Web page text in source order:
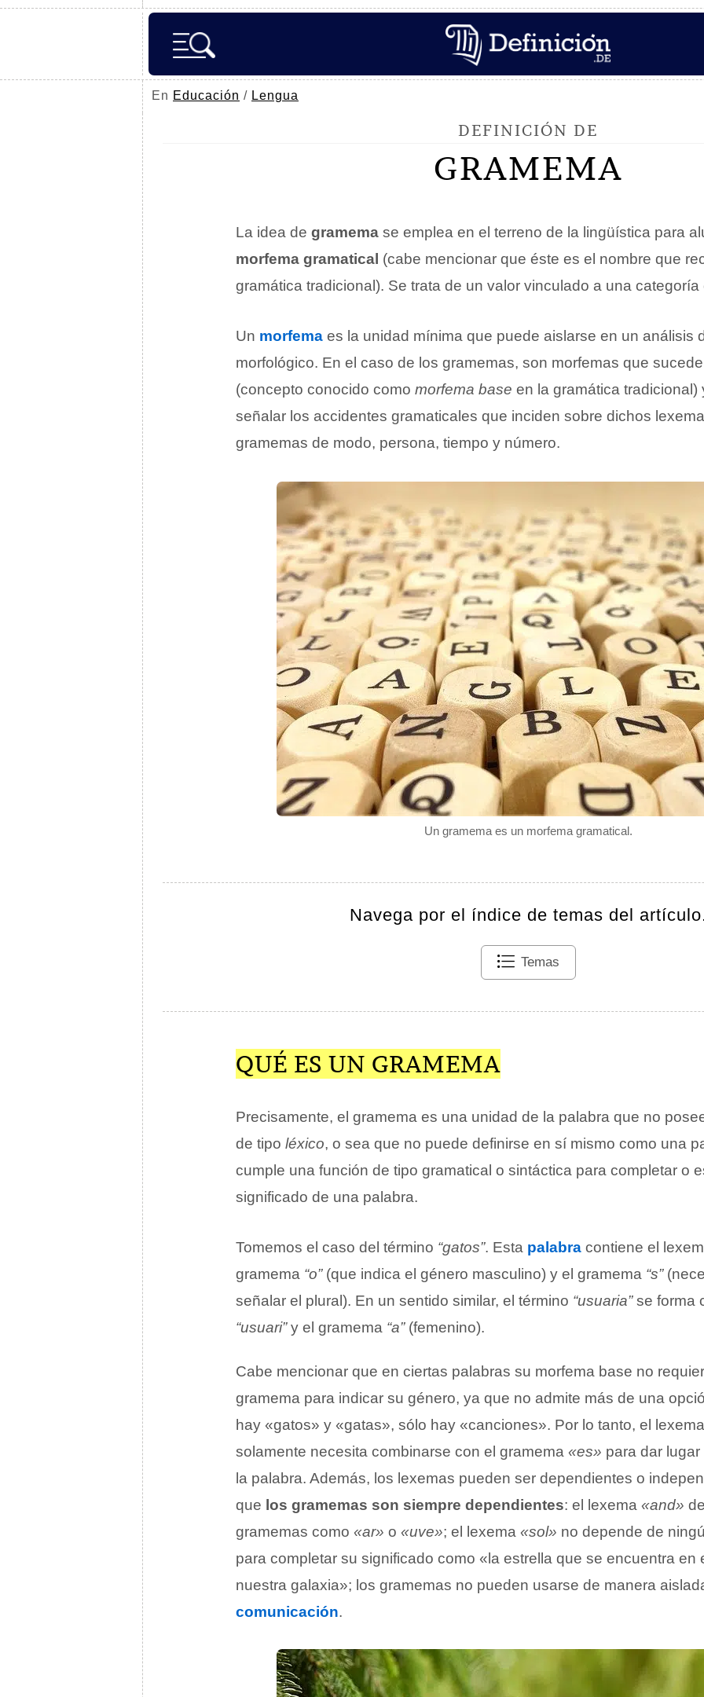
En Educación / Lengua
DEFINICIÓN DE
GRAMEMA
Un gramema es un morfema gramatical.
La idea de gramema se emplea en el terreno de la lingüística para
morfema gramatical (cabe mencionar que éste es el nombre que
gramática tradicional). Se trata de un valor vinculado a una
Un morfema es la unidad mínima que puede aislarse en un análisis
morfológico. En el caso de los gramemas, son morfemas que
(concepto conocido como morfema base en la gramática tradicional)
señalar los accidentes gramaticales que inciden sobre dichos
gramemas de modo, persona, tiempo y número.
Navega por el índice de temas del
Temas
QUÉ ES UN GRAMEMA
Precisamente, el gramema es una unidad de la palabra que no
de tipo léxico, o sea que no puede definirse en sí mismo como una
cumple una función de tipo gramatical o sintáctica para completar o
significado de una palabra.
Tomemos el caso del término “gatos”. Esta palabra contiene el
gramema “o”(que indica el género masculino) y el gramema “s”
señalar el plural). En un sentido similar, el término “usuaria”se forma
“usuari”y el gramema “a”(femenino).
Cabe mencionar que en ciertas palabras su morfema base no
gramema para indicar su género, ya que no admite más de una
hay «gatos» y «gatas», sólo hay «canciones». Por lo tanto, el
solamente necesita combinarse con el gramema «es» para dar
la palabra. Además, los lexemas pueden ser dependientes o
que los gramemas son siempre dependientes: el lexema «and»
gramemas como «ar» o «uve»; el lexema «sol» no depende de
para completar su significado como «la estrella que se encuentra en
nuestra galaxia»; los gramemas no pueden usarse de manera
comunicación.